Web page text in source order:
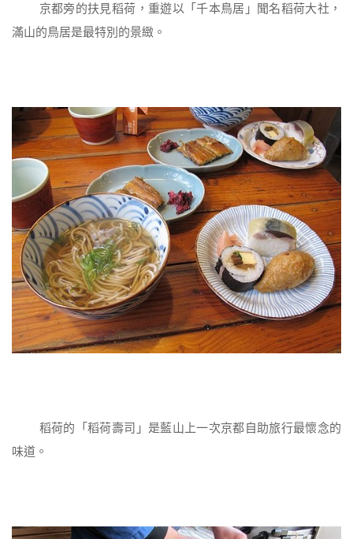
京都旁的扶見稻荷，重遊以「千本鳥居」聞名稻荷大社，
滿山的鳥居是最特別的景緻。
稻荷的「稻荷壽司」是藍山上一次京都自助旅行最懷念的
味道。